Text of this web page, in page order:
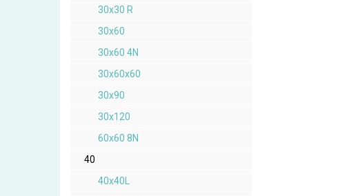
30x30 R
30x60
30x60 4N
30x60x60
30x90
30x120
60x60 8N
40
40x40L